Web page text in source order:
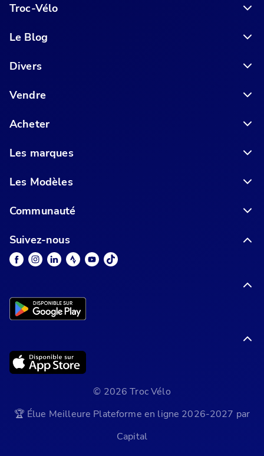
Troc-Vélo
Le Blog
Divers
Vendre
Acheter
Les marques
Les Modèles
Communauté
Suivez-nous
© 2026 Troc Vélo
🏆 Élue Meilleure Plateforme en ligne 2026-2027 par
Capital